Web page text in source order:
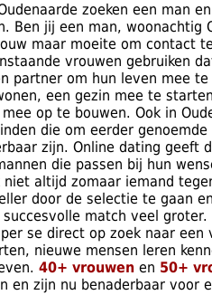
zoeken een man
Ben jij een man, woonachtig
maar moeite om contact
vrouwen gebruiken
partner om hun leven mee te
een gezin mee te
op te bouwen. Ook in
die om eerder
zijn. Online dating geeft
die passen bij hun
niet altijd zomaar iemand
door de selectie te gaan
match veel
se direct op zoek naar een
nieuwe mensen leren
40+ vrouwen en 50+
en zijn nu benaderbaar voor